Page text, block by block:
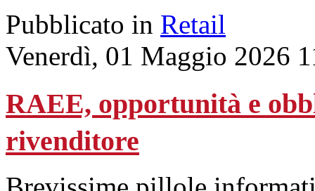
Pubblicato in Retail
Venerdì, 01 Maggio 2026
RAEE, opportunità e
rivenditore